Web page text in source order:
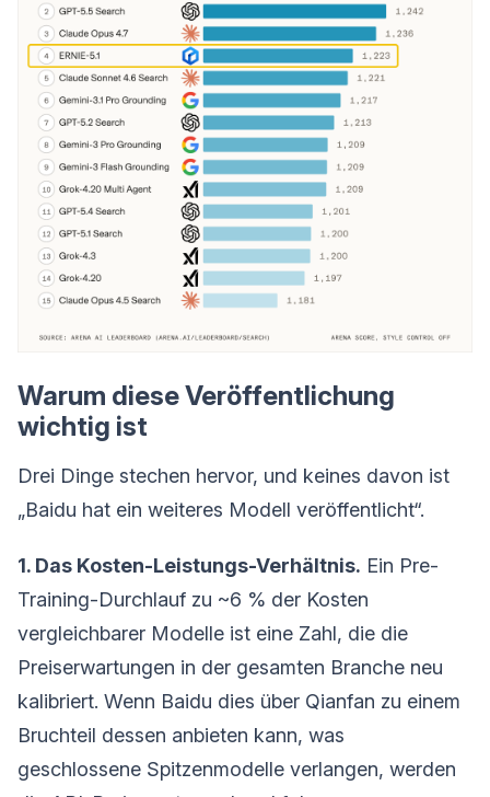
Warum diese Veröffentlichung
wichtig ist
Drei Dinge stechen hervor, und keines davon ist
„Baidu hat ein weiteres Modell veröffentlicht“.
1. Das Kosten-Leistungs-Verhältnis. Ein Pre-
Training-Durchlauf zu ~6 % der Kosten
vergleichbarer Modelle ist eine Zahl, die die
Preiserwartungen in der gesamten Branche neu
kalibriert. Wenn Baidu dies über Qianfan zu einem
Bruchteil dessen anbieten kann, was
geschlossene Spitzenmodelle verlangen, werden